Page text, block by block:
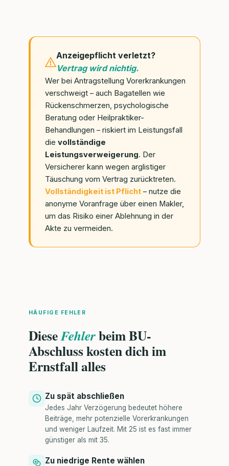
Anzeigepflicht verletzt?
Vertrag wird nichtig.
Wer bei Antragstellung Vorerkrankungen
verschweigt – auch Bagatellen wie
Rückenschmerzen, psychologische
Beratung oder Heilpraktiker-
Behandlungen – riskiert im Leistungsfall
die vollständige
Leistungsverweigerung. Der
Versicherer kann wegen arglistiger
Täuschung vom Vertrag zurücktreten.
Vollständigkeit ist Pflicht – nutze die
anonyme Voranfrage über einen Makler,
um das Risiko einer Ablehnung in der
Akte zu vermeiden.
HÄUFIGE FEHLER
DieseFehlerbeim BU-
Abschluss kosten dich im
Ernstfall alles
Zu spät abschließen
Jedes Jahr Verzögerung bedeutet höhere
Beiträge, mehr potenzielle Vorerkrankungen
und weniger Laufzeit. Mit 25 ist es fast immer
günstiger als mit 35.
Zu niedrige Rente wählen